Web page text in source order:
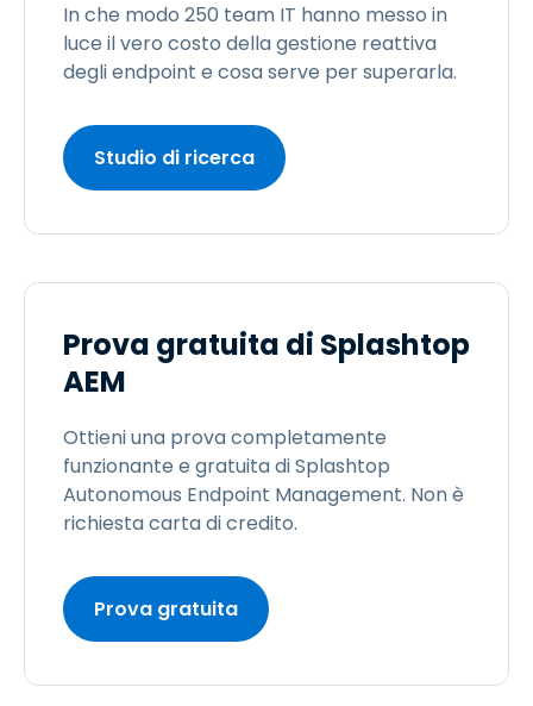
In che modo 250 team IT hanno messo in
luce il vero costo della gestione reattiva
degli endpoint e cosa serve per superarla.
Studio di ricerca
Prova gratuita di Splashtop
AEM
Ottieni una prova completamente
funzionante e gratuita di Splashtop
Autonomous Endpoint Management. Non è
richiesta carta di credito.
Prova gratuita